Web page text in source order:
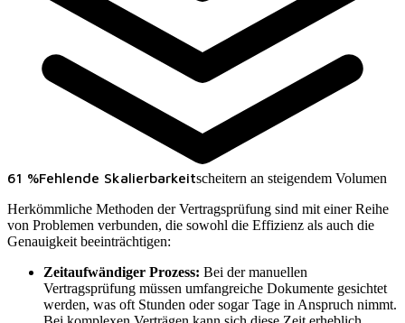
61 %Fehlende Skalierbarkeitscheitern an steigendem Volumen
Herkömmliche Methoden der Vertragsprüfung sind mit einer Reihe
von Problemen verbunden, die sowohl die Effizienz als auch die
Genauigkeit beeinträchtigen:
Zeitaufwändiger Prozess: Bei der manuellen
Vertragsprüfung müssen umfangreiche Dokumente gesichtet
werden, was oft Stunden oder sogar Tage in Anspruch nimmt.